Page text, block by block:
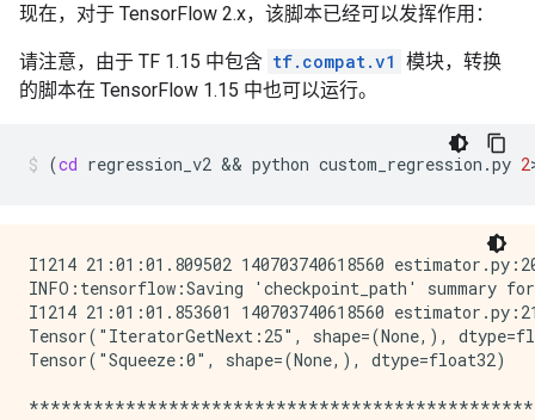
INFO line 105:2: Renamed
INFO line 106:2: Renamed 'tf.app.run' to
INFO line 38:8: Renamed
INFO line 46:17: Renamed 'tf.layers.dense' to
INFO line 57:17: tf.losses.mean_squared_error
INFO line 62:15: Changed tf.to_float call to
INFO line 65:40: Renamed 'tf.train.AdamOptimizer'
INFO line 68:39: Renamed
INFO line 83:9:
INFO line 83:9: Renamed
INFO line 142:23: Renamed
INFO line 162:2: Renamed
INFO line 162:27: Renamed 'tf.logging.INFO' to
现在，对于 TensorFlow 2.x，该脚本已经可以发挥作用：
请注意，由于 TF 1.15 中包含 tf.compat.v1 模块，转换
的脚本在 TensorFlow 1.15 中也可以运行。
(cd regression_v2 && python custom_regression.py 2
I1214 21:01:01.809502 140703740618560
INFO:tensorflow:Saving 'checkpoint_path' summary
I1214 21:01:01.853601 140703740618560
Tensor("IteratorGetNext:25", shape=(None,),
Tensor("Squeeze:0", shape=(None,), dtype=float32)